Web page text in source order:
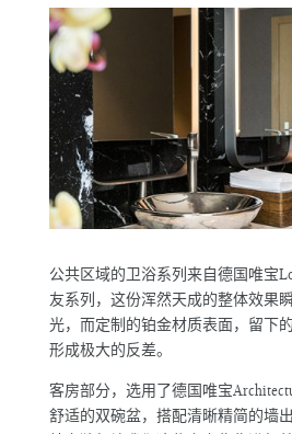
公共区域的卫浴系列来自德国唯宝
友系列，这份浑然天成的整体效果
光，而定制的铂金材质表面，留下
形成极大的反差。
客房部分，选用了德国唯宝
舒适的双碗盆，搭配清晰精简的墙